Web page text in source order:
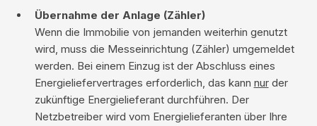
Übernahme der Anlage (Zähler)
Wenn die Immobilie von jemanden weiterhin genutzt
wird, muss die Messeinrichtung (Zähler) umgemeldet
werden. Bei einem Einzug ist der Abschluss eines
Energieliefervertrages erforderlich, das kann nurder
zukünftige Energielieferant durchführen. Der
Netzbetreiber wird vom Energielieferanten über Ihre